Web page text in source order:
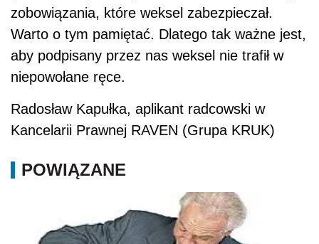
zobowiązania, które weksel zabezpieczał.
Warto o tym pamiętać. Dlatego tak ważne jest,
aby podpisany przez nas weksel nie trafił w
niepowołane ręce.
Radosław Kapułka, aplikant radcowski w
Kancelarii Prawnej RAVEN (Grupa KRUK)
POWIĄZANE